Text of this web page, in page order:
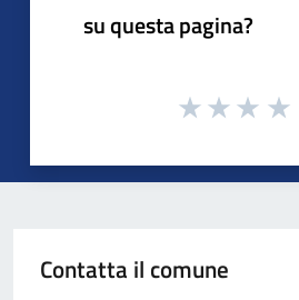
su questa pagina?
Contatta il comune